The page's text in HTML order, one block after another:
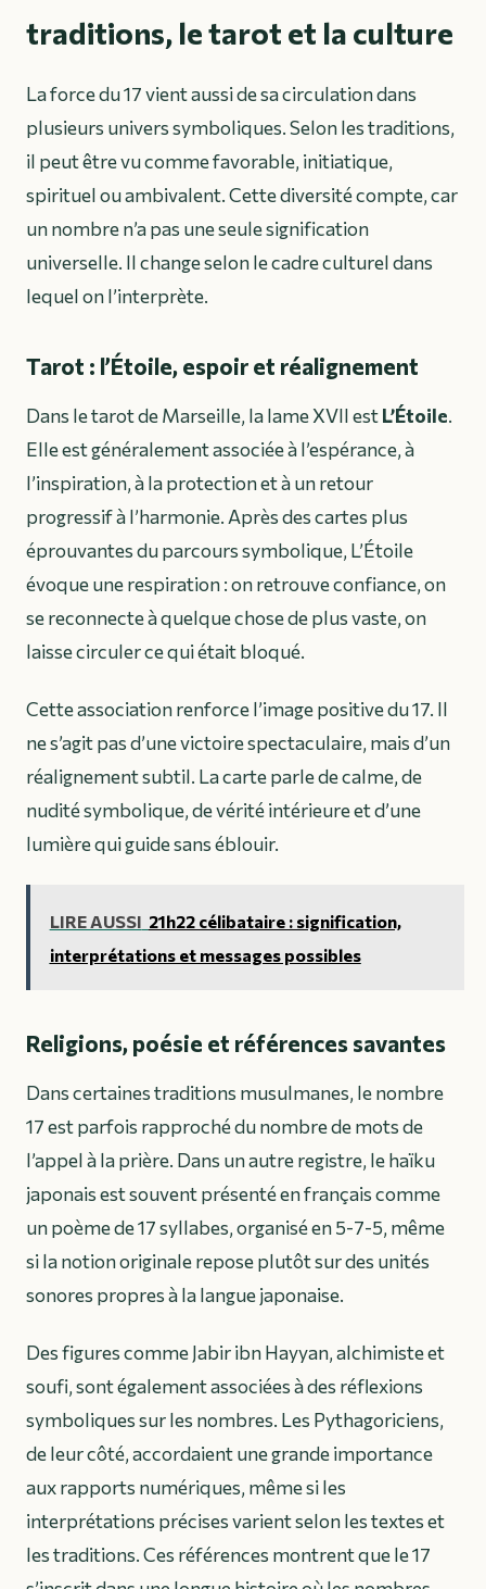
traditions, le tarot et la culture
La force du 17 vient aussi de sa circulation dans
plusieurs univers symboliques. Selon les traditions,
il peut être vu comme favorable, initiatique,
spirituel ou ambivalent. Cette diversité compte, car
un nombre n’a pas une seule signification
universelle. Il change selon le cadre culturel dans
lequel on l’interprète.
Tarot : l’Étoile, espoir et réalignement
Dans le tarot de Marseille, la lame XVII estL’Étoile.
Elle est généralement associée à l’espérance, à
l’inspiration, à la protection et à un retour
progressif à l’harmonie. Après des cartes plus
éprouvantes du parcours symbolique, L’Étoile
évoque une respiration : on retrouve confiance, on
se reconnecte à quelque chose de plus vaste, on
laisse circuler ce qui était bloqué.
Cette association renforce l’image positive du 17. Il
ne s’agit pas d’une victoire spectaculaire, mais d’un
réalignement subtil. La carte parle de calme, de
nudité symbolique, de vérité intérieure et d’une
lumière qui guide sans éblouir.
LIRE AUSSI 21h22 célibataire : signification,
interprétations et messages possibles
Religions, poésie et références savantes
Dans certaines traditions musulmanes, le nombre
17 est parfois rapproché du nombre de mots de
l’appel à la prière. Dans un autre registre, le haïku
japonais est souvent présenté en français comme
un poème de 17 syllabes, organisé en 5-7-5, même
si la notion originale repose plutôt sur des unités
sonores propres à la langue japonaise.
Des figures comme Jabir ibn Hayyan, alchimiste et
soufi, sont également associées à des réflexions
symboliques sur les nombres. Les Pythagoriciens,
de leur côté, accordaient une grande importance
aux rapports numériques, même si les
interprétations précises varient selon les textes et
les traditions. Ces références montrent que le 17